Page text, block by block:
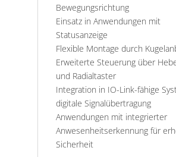
Bewegungsrichtung
Einsatz in Anwendungen mit
Statusanzeige
Flexible Montage durch
Erweiterte Steuerung über
und Radialtaster
Integration in IO-Link-fähige
digitale Signalübertragung
Anwendungen mit integrierter
Anwesenheitserkennung für
Sicherheit